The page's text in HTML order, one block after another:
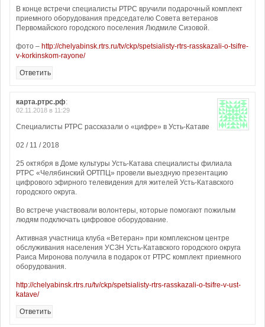
В конце встречи специалисты РТРС вручили подарочный комплект
приемного оборудования председателю Совета ветеранов
Первомайского городского поселения Людмиле Сизовой.
фото – http://chelyabinsk.rtrs.ru/tv/ckp/spetsialisty-rtrs-rasskazali-o-tsifre-
v-korkinskom-rayone/
Ответить
карта.ртрс.рф:
02.11.2018 в 11:29
Специалисты РТРС рассказали о «цифре» в Усть-Катаве
02 / 11 / 2018
25 октября в Доме культуры Усть-Катава специалисты филиала
РТРС «Челябинский ОРТПЦ» провели выездную презентацию
цифрового эфирного телевидения для жителей Усть-Катавского
городского округа.
Во встрече участвовали волонтеры, которые помогают пожилым
людям подключать цифровое оборудование.
Активная участница клуба «Ветеран» при комплексном центре
обслуживания населения УСЗН Усть-Катавского городского округа
Раиса Миронова получила в подарок от РТРС комплект приемного
оборудования.
http://chelyabinsk.rtrs.ru/tv/ckp/spetsialisty-rtrs-rasskazali-o-tsifre-v-ust-
katave/
Ответить